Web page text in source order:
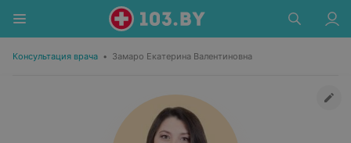
Консультация врача • Замаро Екатерина Валентиновна